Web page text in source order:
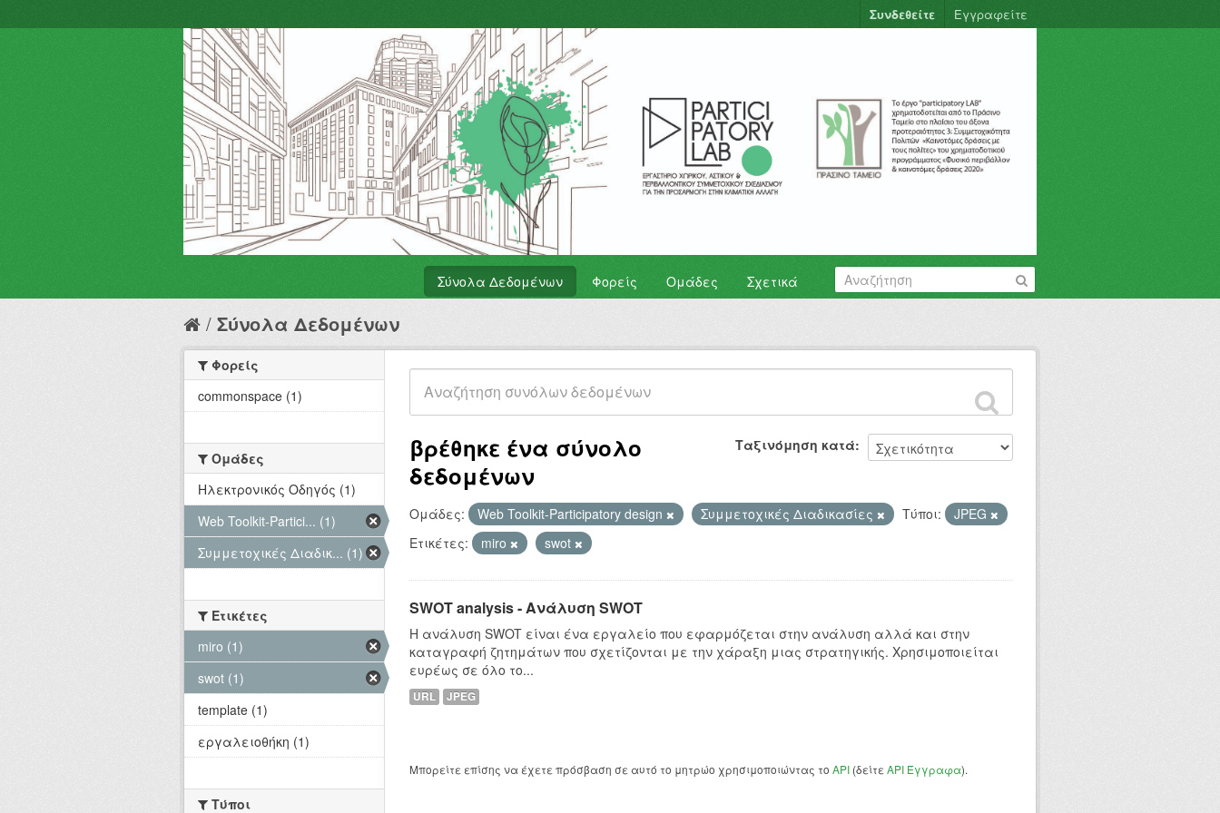
Συνδεθείτε Εγγραφείτε
Σύνολα Δεδομένων Φορείς Ομάδες Σχετικά
Σύνολα Δεδομένων
Ταξινόμηση κατά
βρέθηκε ένα σύνολο
δεδομένων
Ομάδες: Web Toolkit-Participatory design Συμμετοχικές Διαδικασίες Τύποι:
JPEG
Ετικέτες:
miro swot
SWOT analysis - Ανάλυση SWOT
Η ανάλυση SWOT είναι ένα εργαλείο που εφαρμόζεται στην ανάλυση αλλά και στην
καταγραφή ζητημάτων που σχετίζονται με την χάραξη μιας στρατηγικής. Χρησιμοποιείται
ευρέως σε όλο το...
URL JPEG
Μπορείτε επίσης να έχετε πρόσβαση σε αυτό το μητρώο χρησιμοποιώντας το API (δείτε API Έγγραφα).
Φορείς
commonspace (1)
Ομάδες
Hλεκτρονικός Οδηγός (1)
Web Toolkit-Partici... (1)
Συμμετοχικές Διαδικ... (1)
Ετικέτες
miro (1)
swot (1)
template (1)
εργαλειοθήκη (1)
Τύποι